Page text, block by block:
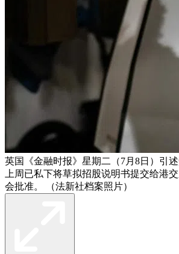
英国《金融时报》星期二（7月8日）引
上周已私下将草拟招股说明书提交给港
会批准。 （法新社档案照片）